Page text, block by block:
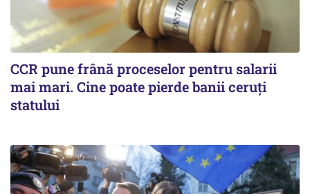
CCR pune frână proceselor pentru salarii
mai mari. Cine poate pierde banii ceruți
statului